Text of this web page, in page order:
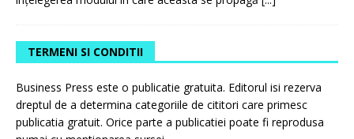
TERMENI SI CONDITII
Business Press este o publicatie gratuita. Editorul isi rezerva
dreptul de a determina categoriile de cititori care primesc
publicatia gratuit. Orice parte a publicatiei poate fi reprodusa